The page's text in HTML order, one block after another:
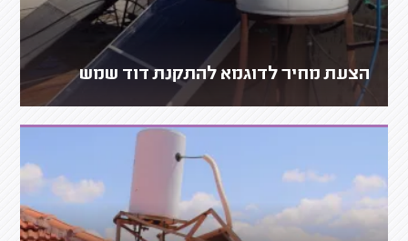
הצעת מחיר לדוגמא להתקנת דוד שמש